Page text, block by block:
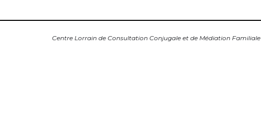
Centre Lorrain de Consultation Conjugale et de Médiation Familiale